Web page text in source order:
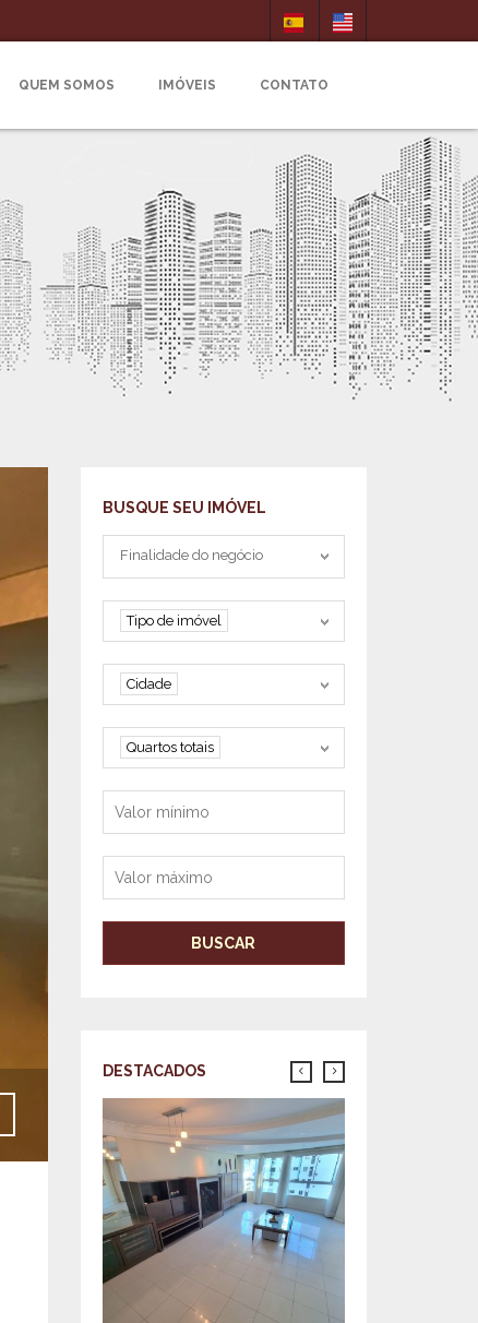
QUEM SOMOS IMÓVEIS CONTATO
Venda - R$1.990.000,00
BUSQUE SEU IMÓVEL
Tipo negociação
Finalidade do negócio
Tipo de imóvel
Tipo de imóvel
Cidade
Cidade
Quartos
Quartos totais
Valor mínimo
Valor máximo
BUSCAR
DESTACADOS